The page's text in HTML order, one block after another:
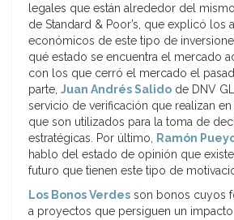
legales que están alrededor del
de Standard & Poor’s, que explicó los
económicos de este tipo de
qué estado se encuentra el mercado
con los que cerró el mercado el
parte, Juan Andrés Salido de DNV
servicio de verificación que realizan
que son utilizados para la toma de
estratégicas. Por último, Ramón
hablo del estado de opinión que
futuro que tienen este tipo de
Los Bonos Verdes son bonos cuyos
a proyectos que persiguen un